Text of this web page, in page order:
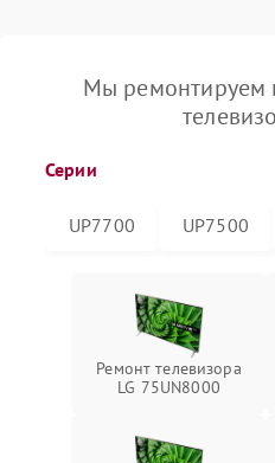
Мы ремонтируем
Серии
UP7700 UP7500
Ремонт телевизора
LG 75UN8000